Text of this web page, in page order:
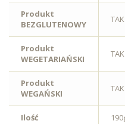
Produkt
BEZGLUTENOWY
TAK
Produkt
WEGETARIAŃSKI
TAK
Produkt
WEGAŃSKI
TAK
Ilość